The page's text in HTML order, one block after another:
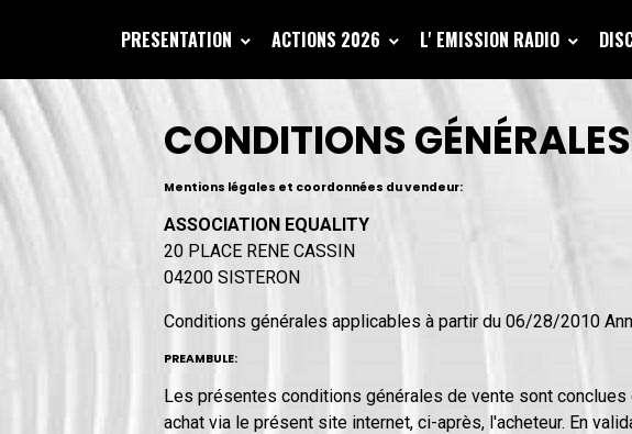
PRESENTATION ACTIONS 2026 L' EMISSION RADIO
CONDITIONS
Mentions légales et coordonnées du vendeur:
ASSOCIATION EQUALITY
20 PLACE RENE CASSIN
04200 SISTERON
Conditions générales applicables à partir du 06/28/2010
PREAMBULE:
Les présentes conditions générales de vente sont
achat via le présent site internet, ci-après, l'acheteur. En